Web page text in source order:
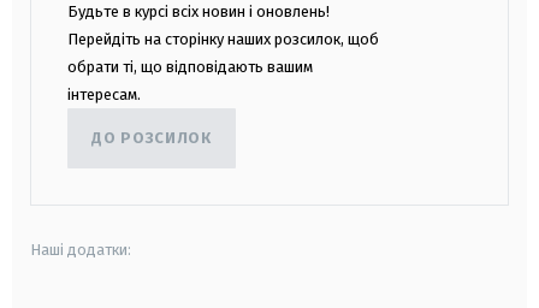
Будьте в курсі всіх новин і оновлень!
Перейдіть на сторінку наших розсилок, щоб
обрати ті, що відповідають вашим
інтересам.
ДО РОЗСИЛОК
Наші додатки: